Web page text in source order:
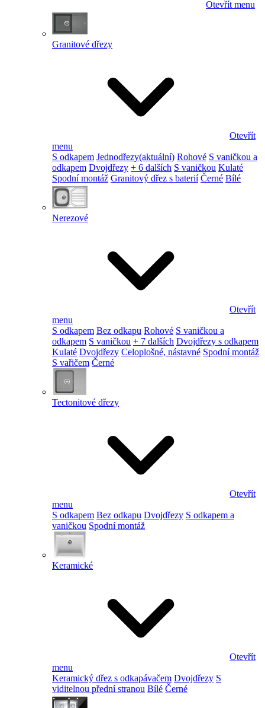
Otevřít menu
Granitové dřezy
Otevřít
menu
S odkapem Jednodřezy(aktuální) Rohové S vaničkou a
odkapem Dvojdřezy + 6 dalších S vaničkou Kulaté
Spodní montáž Granitový dřez s baterií Černé Bílé
Nerezové
Otevřít
menu
S odkapem Bez odkapu Rohové S vaničkou a
odkapem S vaničkou + 7 dalších Dvojdřezy s odkapem
Kulaté Dvojdřezy Celoplošné, nástavné Spodní montáž
S vařičem Černé
Tectonitové dřezy
Otevřít
menu
S odkapem Bez odkapu Dvojdřezy S odkapem a
vaničkou Spodní montáž
Keramické
Otevřít
menu
Keramický dřez s odkapávačem Dvojdřezy S
viditelnou přední stranou Bílé Černé